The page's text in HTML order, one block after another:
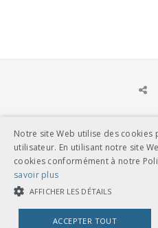
UNION DES TRANSPORTS PUBLICS
Dählhölzliweg 12
Tél. en contact direct avec l’équipe de l’UTP
info@utp.ch
Plan d'accès
Notre site Web utilise des
utilisateur. En utilisant notre site
cookies conformément à notre
savoir plus
AFFICHER LES DÉTAILS
ACCEPTER TOUT